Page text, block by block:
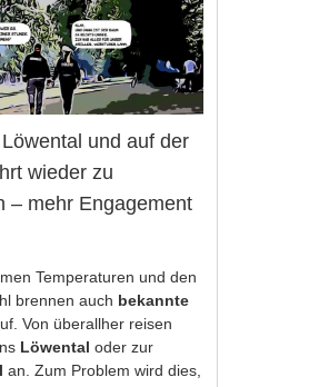
und auf der
wieder zu
– mehr Engagement
Temperaturen und den
brennen auch bekannte
Von überallher reisen
Löwentaloder zur
an. Zum Problem wird dies,